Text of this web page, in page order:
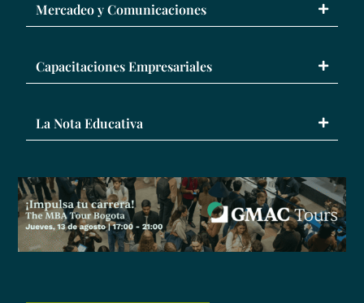
Mercadeo y Comunicaciones
Capacitaciones Empresariales
La Nota Educativa